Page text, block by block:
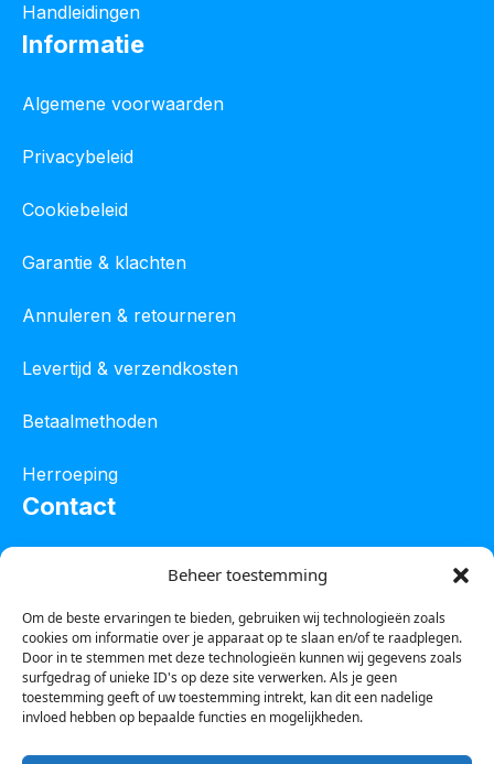
Beheer toestemming
Om de beste ervaringen te bieden, gebruiken wij technologieën zoals
cookies om informatie over je apparaat op te slaan en/of te raadplegen.
Door in te stemmen met deze technologieën kunnen wij gegevens zoals
surfgedrag of unieke ID's op deze site verwerken. Als je geen
toestemming geeft of uw toestemming intrekt, kan dit een nadelige
invloed hebben op bepaalde functies en mogelijkheden.
Handleidingen
Informatie
Algemene voorwaarden
Privacybeleid
Cookiebeleid
Garantie & klachten
Annuleren & retourneren
Levertijd & verzendkosten
Betaalmethoden
Herroeping
Contact
Tel :0850601800
Whatsapp : 0623388306